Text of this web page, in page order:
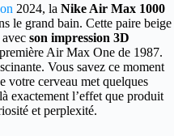
2024, la Nike Air Max 1000
le grand bain. Cette paire beige
son impression 3D
Air Max One de 1987.
Vous savez ce moment
votre cerveau met quelques
exactement l’effet que produit
et perplexité.